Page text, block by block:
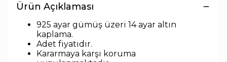
Ürün Açıklaması
925 ayar gümüş üzeri 14 ayar altın
kaplama.
Adet fiyatıdır.
Kararmaya karşı koruma